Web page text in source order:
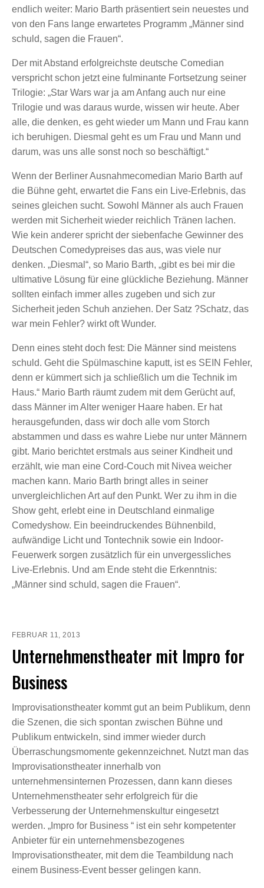
endlich weiter: Mario Barth präsentiert sein neuestes und
von den Fans lange erwartetes Programm „Männer sind
schuld, sagen die Frauen“.
Der mit Abstand erfolgreichste deutsche Comedian
verspricht schon jetzt eine fulminante Fortsetzung seiner
Trilogie: „Star Wars war ja am Anfang auch nur eine
Trilogie und was daraus wurde, wissen wir heute. Aber
alle, die denken, es geht wieder um Mann und Frau kann
ich beruhigen. Diesmal geht es um Frau und Mann und
darum, was uns alle sonst noch so beschäftigt.“
Wenn der Berliner Ausnahmecomedian Mario Barth auf
die Bühne geht, erwartet die Fans ein Live-Erlebnis, das
seines gleichen sucht. Sowohl Männer als auch Frauen
werden mit Sicherheit wieder reichlich Tränen lachen.
Wie kein anderer spricht der siebenfache Gewinner des
Deutschen Comedypreises das aus, was viele nur
denken. „Diesmal“, so Mario Barth, „gibt es bei mir die
ultimative Lösung für eine glückliche Beziehung. Männer
sollten einfach immer alles zugeben und sich zur
Sicherheit jeden Schuh anziehen. Der Satz ?Schatz, das
war mein Fehler? wirkt oft Wunder.
Denn eines steht doch fest: Die Männer sind meistens
schuld. Geht die Spülmaschine kaputt, ist es SEIN Fehler,
denn er kümmert sich ja schließlich um die Technik im
Haus.“ Mario Barth räumt zudem mit dem Gerücht auf,
dass Männer im Alter weniger Haare haben. Er hat
herausgefunden, dass wir doch alle vom Storch
abstammen und dass es wahre Liebe nur unter Männern
gibt. Mario berichtet erstmals aus seiner Kindheit und
erzählt, wie man eine Cord-Couch mit Nivea weicher
machen kann. Mario Barth bringt alles in seiner
unvergleichlichen Art auf den Punkt. Wer zu ihm in die
Show geht, erlebt eine in Deutschland einmalige
Comedyshow. Ein beeindruckendes Bühnenbild,
aufwändige Licht und Tontechnik sowie ein Indoor-
Feuerwerk sorgen zusätzlich für ein unvergessliches
Live-Erlebnis. Und am Ende steht die Erkenntnis:
„Männer sind schuld, sagen die Frauen“.
FEBRUAR 11, 2013
Unternehmenstheater mit Impro for
Business
Improvisationstheater kommt gut an beim Publikum, denn
die Szenen, die sich spontan zwischen Bühne und
Publikum entwickeln, sind immer wieder durch
Überraschungsmomente gekennzeichnet. Nutzt man das
Improvisationstheater innerhalb von
unternehmensinternen Prozessen, dann kann dieses
Unternehmenstheater sehr erfolgreich für die
Verbesserung der Unternehmenskultur eingesetzt
werden. „Impro for Business “ ist ein sehr kompetenter
Anbieter für ein unternehmensbezogenes
Improvisationstheater, mit dem die Teambildung nach
einem Business-Event besser gelingen kann.